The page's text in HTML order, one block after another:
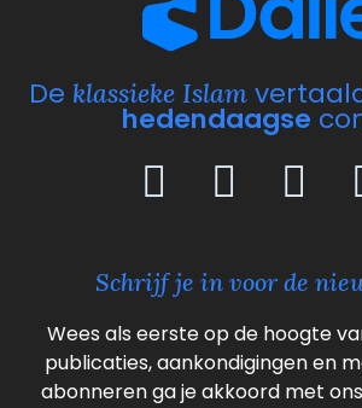
De klassieke Islam
hedendaagse
Schrijf je in voor de
Wees als eerste op de hoogte
publicaties, aankondigingen en
abonneren ga je akkoord met ons